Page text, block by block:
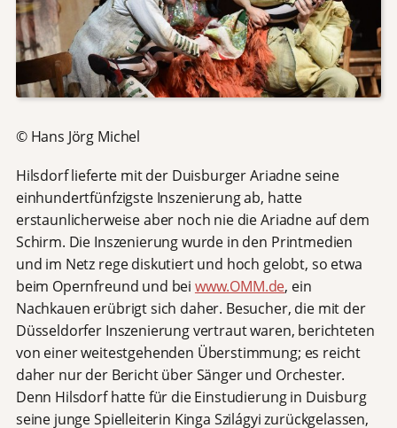
© Hans Jörg Michel
Hilsdorf lieferte mit der Duisburger Ariadne seine
einhundertfünfzigste Inszenierung ab, hatte
erstaunlicherweise aber noch nie die Ariadne auf dem
Schirm. Die Inszenierung wurde in den Printmedien
und im Netz rege diskutiert und hoch gelobt, so etwa
beim Opernfreund und bei www.OMM.de, ein
Nachkauen erübrigt sich daher. Besucher, die mit der
Düsseldorfer Inszenierung vertraut waren, berichteten
von einer weitestgehenden Überstimmung; es reicht
daher nur der Bericht über Sänger und Orchester.
Denn Hilsdorf hatte für die Einstudierung in Duisburg
seine junge Spielleiterin Kinga Szilágyi zurückgelassen,